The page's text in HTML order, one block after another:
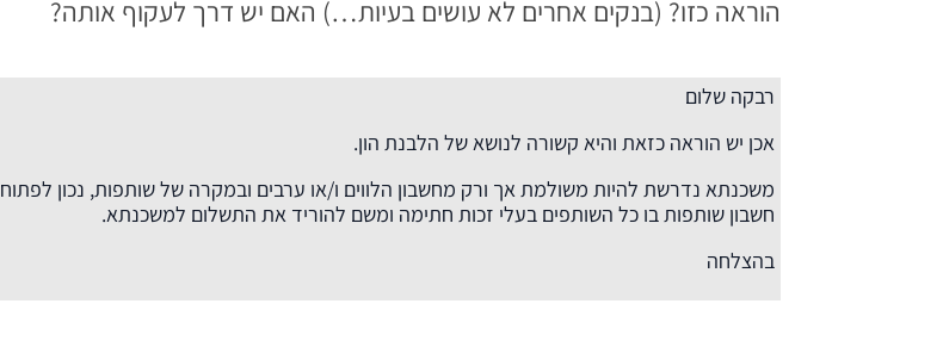
הוראה כזו? (בנקים אחרים לא עושים בעיות…) האם יש דרך לעקוף אותה?
רבקה שלום
אכן יש הוראה כזאת והיא קשורה לנושא של הלבנת הון.
משכנתא נדרשת להיות משולמת אך ורק מחשבון הלווים ו/או ערבים ובמקרה של שותפות, נכון לפתוח
חשבון שותפות בו כל השותפים בעלי זכות חתימה ומשם להוריד את התשלום למשכנתא.
בהצלחה